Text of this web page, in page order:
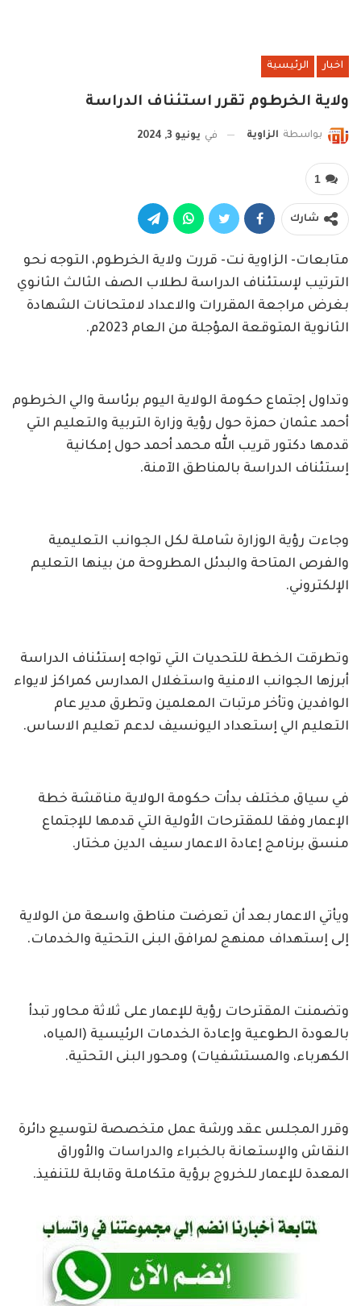
اخبار الرئيسية
ولاية الخرطوم تقرر استئناف الدراسة
بواسطة الزاوية في يونيو 3, 2024
1
شارك
متابعات- الزاوية نت- قررت ولاية الخرطوم، التوجه نحو
الترتيب لإستئناف الدراسة لطلاب الصف الثالث الثانوي
بغرض مراجعة المقررات والاعداد لامتحانات الشهادة
الثانوية المتوقعة المؤجلة من العام 2023م.
وتداول إجتماع حكومة الولاية اليوم برئاسة والي الخرطوم
أحمد عثمان حمزة حول رؤية وزارة التربية والتعليم التي
قدمها دكتور قريب الله محمد أحمد حول إمكانية
إستئناف الدراسة بالمناطق الآمنة.
وجاءت رؤية الوزارة شاملة لكل الجوانب التعليمية
والفرص المتاحة والبدئل المطروحة من بينها التعليم
الإلكتروني.
وتطرقت الخطة للتحديات التي تواجه إستئناف الدراسة
أبرزها الجوانب الامنية واستغلال المدارس كمراكز لايواء
الوافدين وتأخر مرتبات المعلمين وتطرق مدير عام
التعليم الي إستعداد اليونسيف لدعم تعليم الاساس.
في سياق مختلف بدأت حكومة الولاية مناقشة خطة
الإعمار وفقا للمقترحات الأولية التي قدمها للإجتماع
منسق برنامج إعادة الاعمار سيف الدين مختار.
ويأتي الاعمار بعد أن تعرضت مناطق واسعة من الولاية
إلى إستهداف ممنهج لمرافق البنى التحتية والخدمات.
وتضمنت المقترحات رؤية للإعمار على ثلاثة محاور تبدأ
بالعودة الطوعية وإعادة الخدمات الرئيسية (المياه،
الكهرباء، والمستشفيات) ومحور البنى التحتية.
وقرر المجلس عقد ورشة عمل متخصصة لتوسيع دائرة
النقاش والإستعانة بالخبراء والدراسات والأوراق
المعدة للإعمار للخروج برؤية متكاملة وقابلة للتنفيذ.